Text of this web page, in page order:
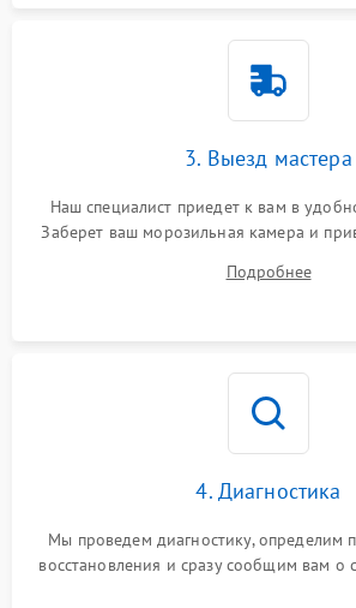
3. Выезд мастера
Наш специалист приедет к вам в
Заберет ваш морозильная камера и
Подробнее
4. Диагностика
Мы проведем диагностику, определим
восстановления и сразу сообщим вам о